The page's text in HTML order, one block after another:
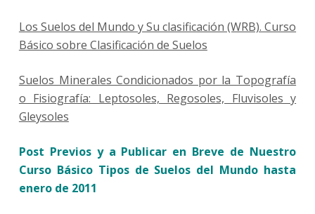
Los Suelos del Mundo y Su clasificación (WRB). Curso
Básico sobre Clasificación de Suelos
Suelos Minerales Condicionados por la Topografía
o Fisiografía: Leptosoles, Regosoles, Fluvisoles y
Gleysoles
Post Previos y a Publicar en Breve de Nuestro
Curso Básico Tipos de Suelos del Mundo hasta
enero de 2011